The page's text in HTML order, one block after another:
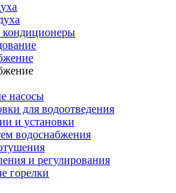
насосы
для водоотведения
и установки
водоснабжения
и регулирования
горелки